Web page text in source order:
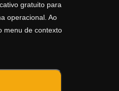
gratuito para
operacional. Ao
menu de contexto